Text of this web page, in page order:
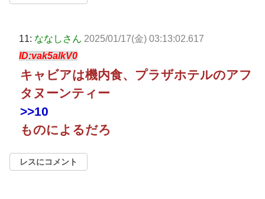
11: ななしさん 2025/01/17(金) 03:13:02.617
ID:vak5alkV0
キャビアは機内食、プラザホテルのアフ
タヌーンティー
>>10
ものによるだろ
レスにコメント